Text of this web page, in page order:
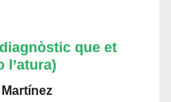
que et
l’atura)